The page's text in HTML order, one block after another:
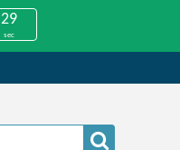
29
sec